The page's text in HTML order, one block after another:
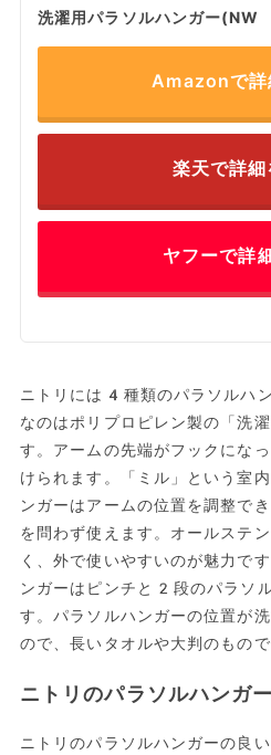
洗濯用パラソルハンガー
Amazonで詳
楽天で詳細
ヤフーで詳
ニトリには4種類のパラソルハ
なのはポリプロピレン製の「洗
す。アームの先端がフックに
けられます。「ミル」という室
ンガーはアームの位置を調整で
を問わず使えます。オールステ
く、外で使いやすいのが魅力で
ンガーはピンチと2段のパラソ
す。パラソルハンガーの位置が
ので、長いタオルや大判のもの
ニトリのパラソルハンガ
ニトリのパラソルハンガーの良